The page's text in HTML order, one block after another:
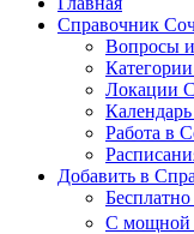
Справочник
Вопросы
Локации
Работа в
Добавить в
С мощной